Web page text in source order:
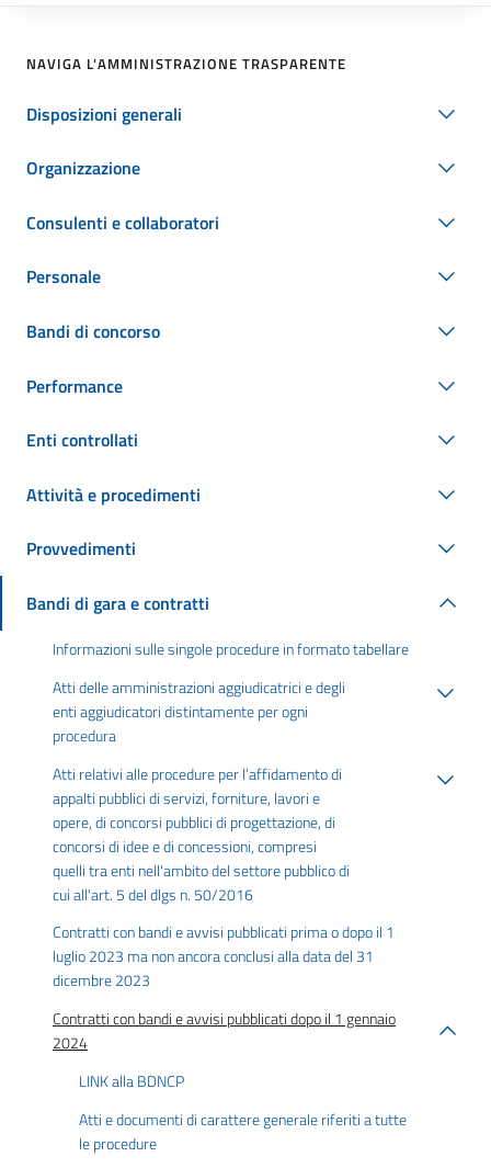
NAVIGA L'AMMINISTRAZIONE TRASPARENTE
Disposizioni generali
Organizzazione
Consulenti e collaboratori
Personale
Bandi di concorso
Performance
Enti controllati
Attività e procedimenti
Provvedimenti
Bandi di gara e contratti
Informazioni sulle singole procedure in formato tabellare
Atti delle amministrazioni aggiudicatrici e degli
enti aggiudicatori distintamente per ogni
procedura
Atti relativi alle procedure per l’affidamento di
appalti pubblici di servizi, forniture, lavori e
opere, di concorsi pubblici di progettazione, di
concorsi di idee e di concessioni, compresi
quelli tra enti nell'ambito del settore pubblico di
cui all'art. 5 del dlgs n. 50/2016
Contratti con bandi e avvisi pubblicati prima o dopo il 1
luglio 2023 ma non ancora conclusi alla data del 31
dicembre 2023
Contratti con bandi e avvisi pubblicati dopo il 1 gennaio
2024
LINK alla BDNCP
Atti e documenti di carattere generale riferiti a tutte
le procedure